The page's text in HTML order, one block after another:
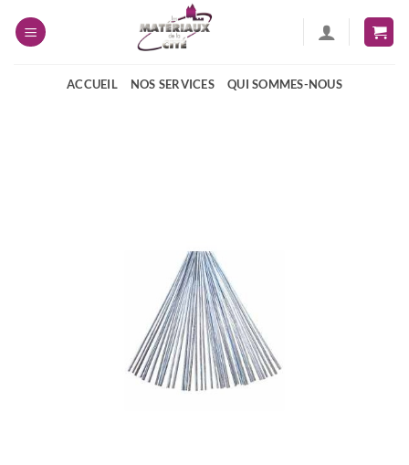
ACCUEIL NOS SERVICES QUI SOMMES-NOUS